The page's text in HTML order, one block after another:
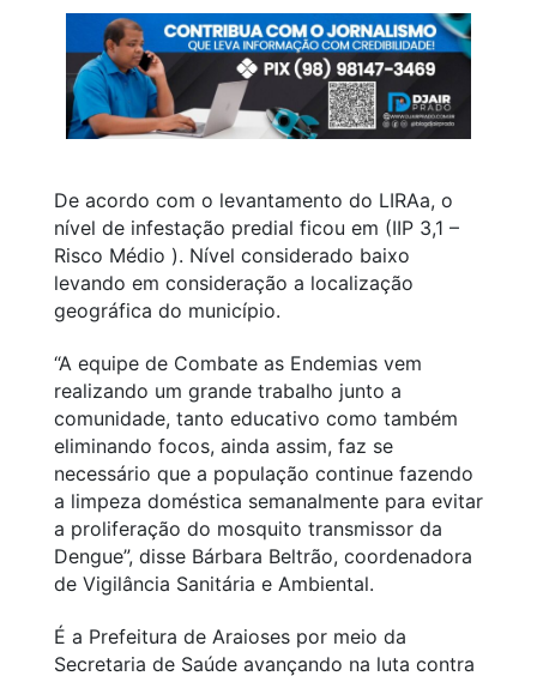
De acordo com o levantamento do LIRAa, o
nível de infestação predial ficou em (IIP 3,1 –
Risco Médio ). Nível considerado baixo
levando em consideração a localização
geográfica do município.
“A equipe de Combate as Endemias vem
realizando um grande trabalho junto a
comunidade, tanto educativo como também
eliminando focos, ainda assim, faz se
necessário que a população continue fazendo
a limpeza doméstica semanalmente para evitar
a proliferação do mosquito transmissor da
Dengue”, disse Bárbara Beltrão, coordenadora
de Vigilância Sanitária e Ambiental.
É a Prefeitura de Araioses por meio da
Secretaria de Saúde avançando na luta contra